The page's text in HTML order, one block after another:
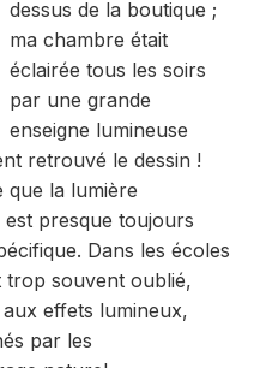
dessus de la boutique ;
ma chambre était
éclairée tous les soirs
par une grande
enseigne lumineuse
retrouvé le dessin !
que la lumière
est presque toujours
Dans les écoles
trop souvent oublié,
effets lumineux,
par les